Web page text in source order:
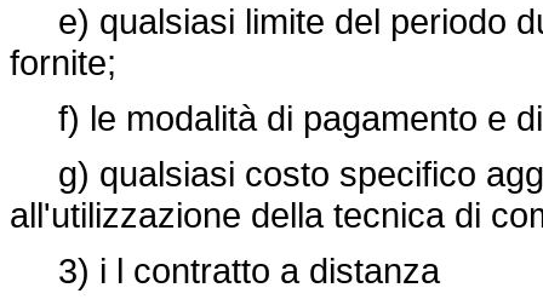
e) qualsiasi limite del periodo
fornite;
f) le modalità di pagamento e
g) qualsiasi costo specifico
all'utilizzazione della tecnica di
3) i l contratto a distanza